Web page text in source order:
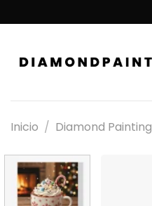
Inicio / Diamond Painting